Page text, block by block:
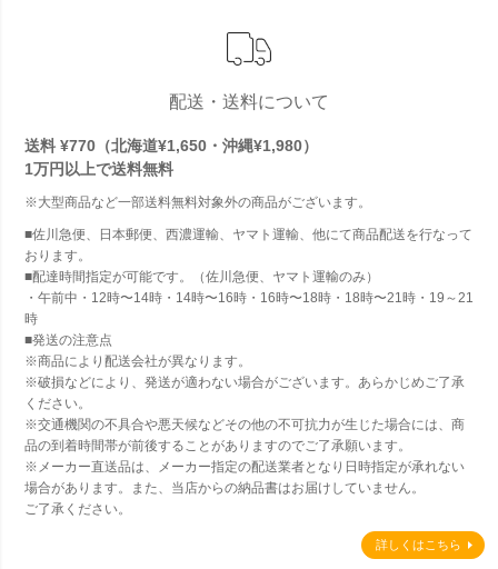
配送・送料について
送料 ¥770（北海道¥1,650・沖縄¥1,980）
1万円以上で送料無料
※大型商品など一部送料無料対象外の商品がございます。
■佐川急便、日本郵便、西濃運輸、ヤマト運輸、他にて商品配送を行なって
おります。
■配達時間指定が可能です。（佐川急便、ヤマト運輸のみ）
・午前中・12時〜14時・14時〜16時・16時〜18時・18時〜21時・19～21
時
■発送の注意点
※商品により配送会社が異なります。
※破損などにより、発送が適わない場合がございます。あらかじめご了承
ください。
※交通機関の不具合や悪天候などその他の不可抗力が生じた場合には、商
品の到着時間帯が前後することがありますのでご了承願います。
※メーカー直送品は、メーカー指定の配送業者となり日時指定が承れない
場合があります。また、当店からの納品書はお届けしていません。
ご了承ください。
詳しくはこちら